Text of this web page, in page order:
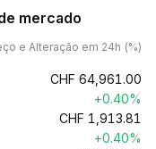
mercado
e Alteração em 24h (%)
CHF 64,961.00
+0.40%
CHF 1,913.81
+0.40%